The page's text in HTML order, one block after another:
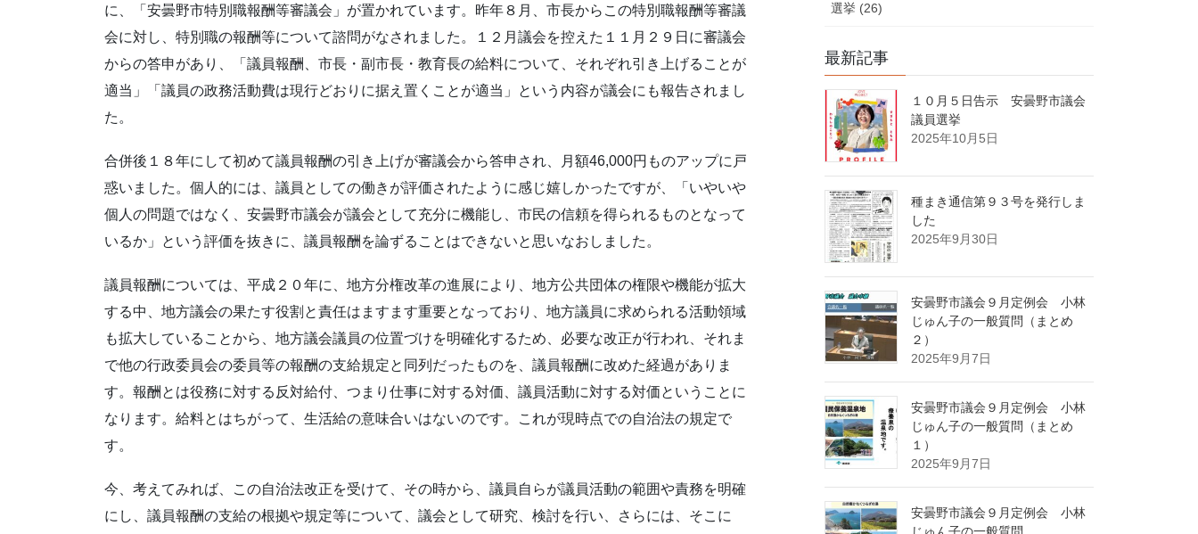
に、「安曇野市特別職報酬等審議会」が置かれています。昨年８月、市長からこの特別職報酬等審議
会に対し、特別職の報酬等について諮問がなされました。１２月議会を控えた１１月２９日に審議会
からの答申があり、「議員報酬、市長・副市長・教育長の給料について、それぞれ引き上げることが
適当」「議員の政務活動費は現行どおりに据え置くことが適当」という内容が議会にも報告されまし
た。
合併後１８年にして初めて議員報酬の引き上げが審議会から答申され、月額46,000円ものアップに戸
惑いました。個人的には、議員としての働きが評価されたように感じ嬉しかったですが、「いやいや
個人の問題ではなく、安曇野市議会が議会として充分に機能し、市民の信頼を得られるものとなって
いるか」という評価を抜きに、議員報酬を論ずることはできないと思いなおしました。
議員報酬については、平成２０年に、地方分権改革の進展により、地方公共団体の権限や機能が拡大
する中、地方議会の果たす役割と責任はますます重要となっており、地方議員に求められる活動領域
も拡大していることから、地方議会議員の位置づけを明確化するため、必要な改正が行われ、それま
で他の行政委員会の委員等の報酬の支給規定と同列だったものを、議員報酬に改めた経過がありま
す。報酬とは役務に対する反対給付、つまり仕事に対する対価、議員活動に対する対価ということに
なります。給料とはちがって、生活給の意味合いはないのです。これが現時点での自治法の規定で
す。
今、考えてみれば、この自治法改正を受けて、その時から、議員自らが議員活動の範囲や責務を明確
にし、議員報酬の支給の根拠や規定等について、議会として研究、検討を行い、さらには、そこに
選挙 (26)
最新記事
１０月５日告示 安曇野市議会
議員選挙
2025年10月5日
種まき通信第９３号を発行しま
した
2025年9月30日
安曇野市議会９月定例会 小林
じゅん子の一般質問（まとめ
２）
2025年9月7日
安曇野市議会９月定例会 小林
じゅん子の一般質問（まとめ
１）
2025年9月7日
安曇野市議会９月定例会 小林